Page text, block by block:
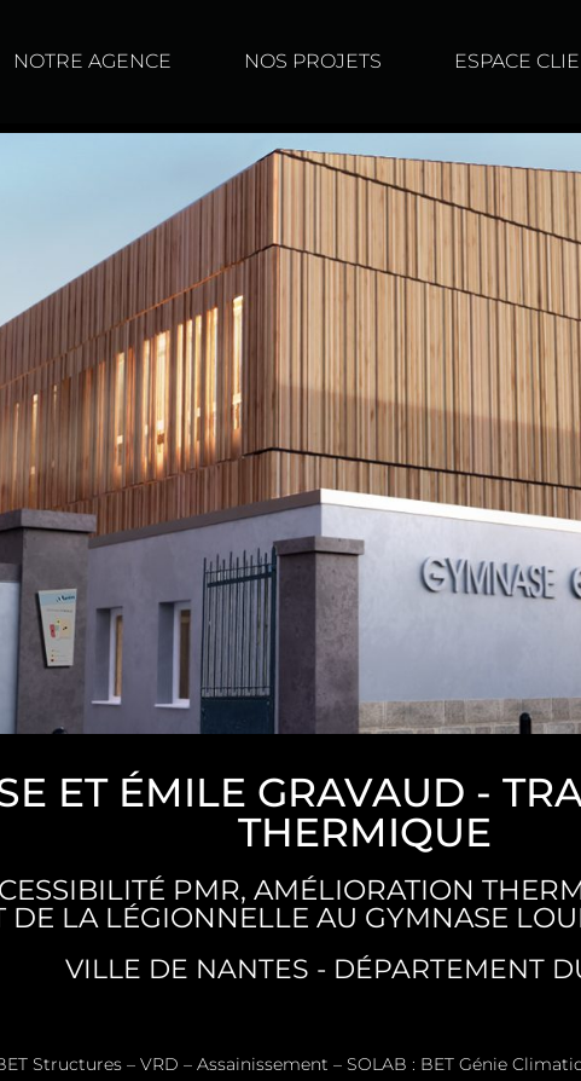
NOTRE AGENCE NOS PROJETS ESPACE
ET ÉMILE GRAVAUD -
THERMIQUE
PMR, AMÉLIORATION
DE LA LÉGIONNELLE AU GYMNASE
VILLE DE NANTES - DÉPARTEMENT
Structures – VRD – Assainissement – SOLAB : BET Génie